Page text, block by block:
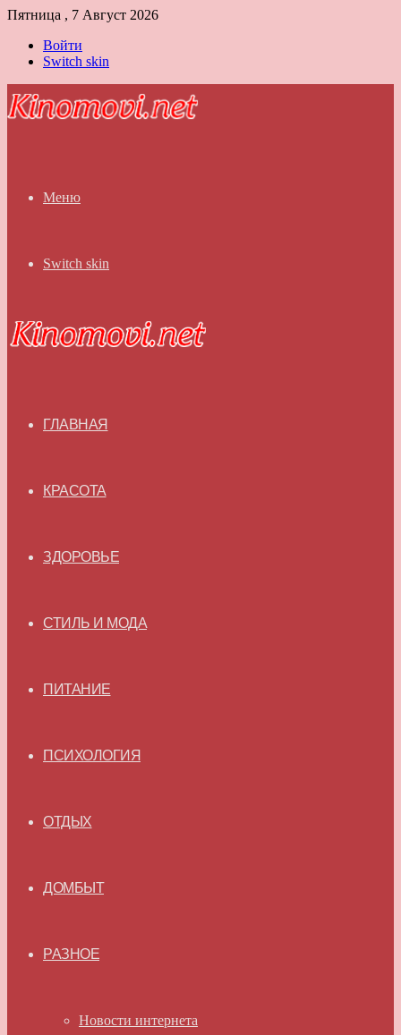
Пятница , 7 Август 2026
Войти
Switch skin
Меню
Switch skin
ГЛАВНАЯ
КРАСОТА
ЗДОРОВЬЕ
СТИЛЬ И МОДА
ПИТАНИЕ
ПСИХОЛОГИЯ
ОТДЫХ
ДОМБЫТ
РАЗНОЕ
Новости интернета